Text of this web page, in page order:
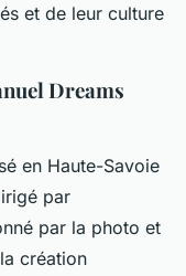
et de leur culture
Dreams
en Haute-Savoie
par
par la photo et
création